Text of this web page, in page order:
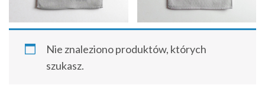
Nie znaleziono produktów, których
szukasz.